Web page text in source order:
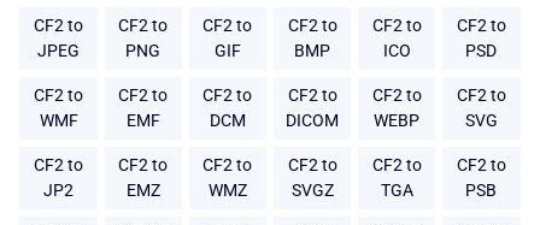
CF2 to
JPEG
CF2 to
PNG
CF2 to
GIF
CF2 to
BMP
CF2 to
ICO
CF2 to
PSD
CF2 to
WMF
CF2 to
EMF
CF2 to
DCM
CF2 to
DICOM
CF2 to
WEBP
CF2 to
SVG
CF2 to
JP2
CF2 to
EMZ
CF2 to
WMZ
CF2 to
SVGZ
CF2 to
TGA
CF2 to
PSB